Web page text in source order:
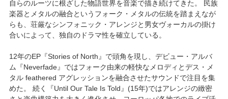
自らのルーツに根ざした物語世界を音楽で描き続けてきた。 民族
楽器とメタルの融合というフォーク・メタルの伝統を踏まえなが
らも、荘厳なシンフォニック・アレンジと男女ヴォーカルの掛け
合いによって、独自のドラマ性を確立している。
12年のEP『Stories of North』で頭角を現し、デビュー・アルバ
ム『Neverfade』ではフォーク由来の軽快なメロディとデス・メ
タル feathered アグレッションを融合させたサウンドで注目を集
めた。 続く『Until Our Tale Is Told』(15年)ではアレンジの緻密